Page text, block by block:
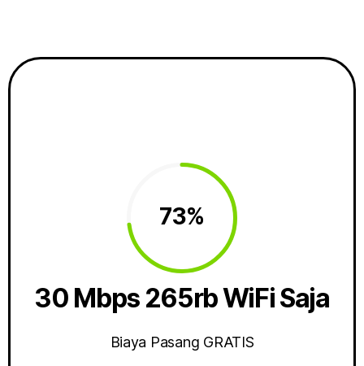
73%
30 Mbps 265rb WiFi Saja
Biaya Pasang GRATIS